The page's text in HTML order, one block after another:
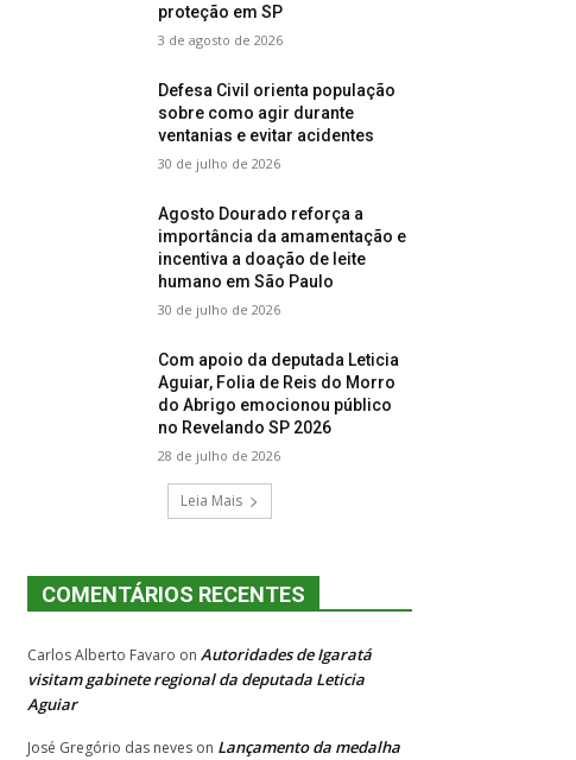
proteção em SP
3 de agosto de 2026
Defesa Civil orienta população
sobre como agir durante
ventanias e evitar acidentes
30 de julho de 2026
Agosto Dourado reforça a
importância da amamentação e
incentiva a doação de leite
humano em São Paulo
30 de julho de 2026
Com apoio da deputada Leticia
Aguiar, Folia de Reis do Morro
do Abrigo emocionou público
no Revelando SP 2026
28 de julho de 2026
Leia Mais
COMENTÁRIOS RECENTES
Carlos Alberto Favaro on Autoridades de Igaratá
visitam gabinete regional da deputada Leticia
Aguiar
José Gregório das neves on Lançamento da medalha